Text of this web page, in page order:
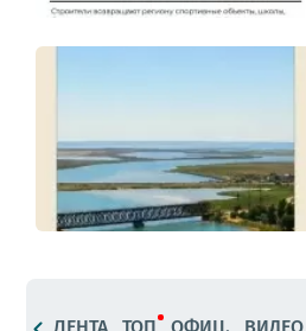
ЛЕНТА ТОП ОФИЦ. ВИДЕО